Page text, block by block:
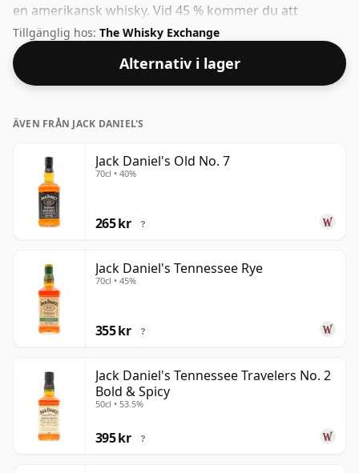
en amerikansk whisky. Vid 45 % kommer du att
upptäcka att denna whisky buteljeras med en idealisk
smutsstyrka. Kommer i vanlig flaskstorlek på 70cl.
Tillgänglig hos: The Whisky Exchange
Alternativ i lager
ÄVEN FRÅN JACK DANIEL'S
Jack Daniel's Old No. 7
70cl • 40%
265 kr ?
Jack Daniel's Tennessee Rye
70cl • 45%
355 kr ?
Jack Daniel's Tennessee Travelers No. 2
Bold & Spicy
50cl • 53.5%
395 kr ?